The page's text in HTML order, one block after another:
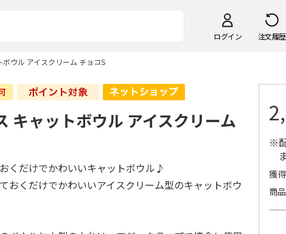
ログイン 注文履歴
ボウル アイスクリーム チョコS
キャットボウル アイスクリーム
くだけでかわいいキャットボウル♪
おくだけでかわいいアイスクリーム型のキャットボウ
※
獲
商